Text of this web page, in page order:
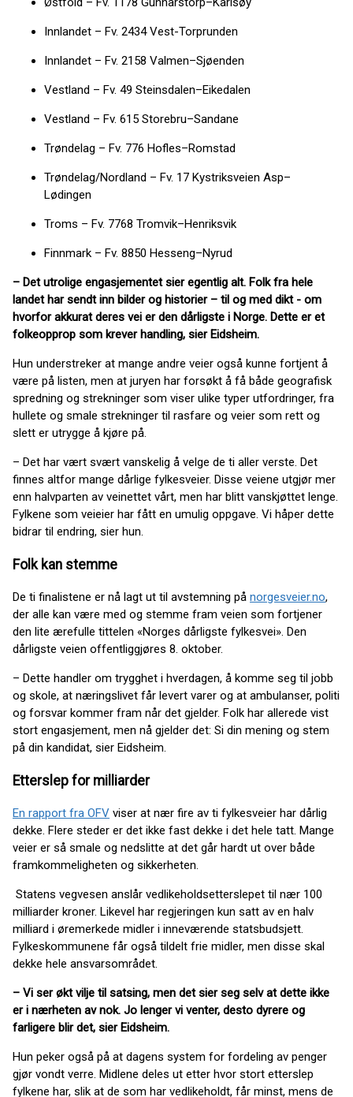
Innlandet – Fv. 2434 Vest-Torprunden
Innlandet – Fv. 2158 Valmen–Sjøenden
Vestland – Fv. 49 Steinsdalen–Eikedalen
Vestland – Fv. 615 Storebru–Sandane
Trøndelag – Fv. 776 Hofles–Romstad
Trøndelag/Nordland – Fv. 17 Kystriksveien Asp–
Lødingen
Troms – Fv. 7768 Tromvik–Henriksvik
Finnmark – Fv. 8850 Hesseng–Nyrud
– Det utrolige engasjementet sier egentlig alt. Folk fra hele
landet har sendt inn bilder og historier – til og med dikt - om
hvorfor akkurat deres vei er den dårligste i Norge. Dette er et
folkeopprop som krever handling, sier Eidsheim.
Hun understreker at mange andre veier også kunne fortjent å
være på listen, men at juryen har forsøkt å få både geografisk
spredning og strekninger som viser ulike typer utfordringer, fra
hullete og smale strekninger til rasfare og veier som rett og
slett er utrygge å kjøre på.
– Det har vært svært vanskelig å velge de ti aller verste. Det
finnes altfor mange dårlige fylkesveier. Disse veiene utgjør mer
enn halvparten av veinettet vårt, men har blitt vanskjøttet lenge.
Fylkene som veieier har fått en umulig oppgave. Vi håper dette
bidrar til endring, sier hun.
Folk kan stemme
De ti finalistene er nå lagt ut til avstemning på norgesveier.no,
der alle kan være med og stemme fram veien som fortjener
den lite ærefulle tittelen «Norges dårligste fylkesvei». Den
dårligste veien offentliggjøres 8. oktober.
– Dette handler om trygghet i hverdagen, å komme seg til jobb
og skole, at næringslivet får levert varer og at ambulanser, politi
og forsvar kommer fram når det gjelder. Folk har allerede vist
stort engasjement, men nå gjelder det: Si din mening og stem
på din kandidat, sier Eidsheim.
Etterslep for milliarder
En rapport fra OFV viser at nær fire av ti fylkesveier har dårlig
dekke. Flere steder er det ikke fast dekke i det hele tatt. Mange
veier er så smale og nedslitte at det går hardt ut over både
framkommeligheten og sikkerheten.
Statens vegvesen anslår vedlikeholdsetterslepet til nær 100
milliarder kroner. Likevel har regjeringen kun satt av en halv
milliard i øremerkede midler i inneværende statsbudsjett.
Fylkeskommunene får også tildelt frie midler, men disse skal
dekke hele ansvarsområdet.
– Vi ser økt vilje til satsing, men det sier seg selv at dette ikke
er i nærheten av nok. Jo lenger vi venter, desto dyrere og
farligere blir det, sier Eidsheim.
Hun peker også på at dagens system for fordeling av penger
gjør vondt verre. Midlene deles ut etter hvor stort etterslep
fylkene har, slik at de som har vedlikeholdt, får minst, mens de